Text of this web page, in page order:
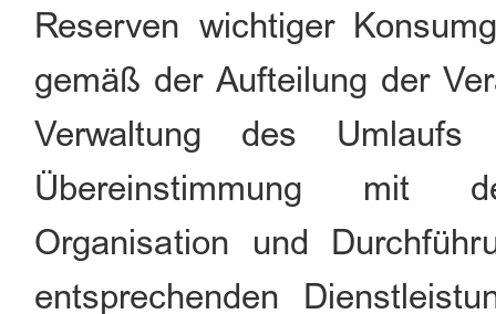
Reserven wichtiger
gemäß der Aufteilung der
Verwaltung des
Übereinstimmung mit
Organisation und
entsprechenden